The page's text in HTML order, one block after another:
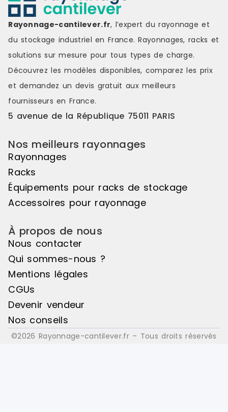
Rayonnage-cantilever.fr, l’expert du rayonnage et
du stockage industriel en France. Rayonnages, racks et
solutions sur mesure pour tous types de charge.
Découvrez les modèles disponibles, comparez les prix
et demandez un devis gratuit aux meilleurs
fournisseurs en France.
5 avenue de la République 75011 PARIS
Nos meilleurs rayonnages
Rayonnages
Racks
Équipements pour racks de stockage
Accessoires pour rayonnage
À propos de nous
Nous contacter
Qui sommes-nous ?
Mentions légales
CGUs
Devenir vendeur
Nos conseils
©2026 Rayonnage-cantilever.fr – Tous droits réservés